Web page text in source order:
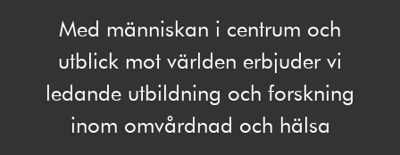
Med människan i centrum och
utblick mot världen erbjuder vi
ledande utbildning och forskning
inom omvårdnad och hälsa